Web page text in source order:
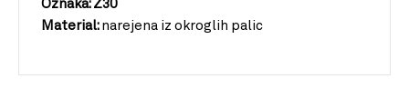
Oznaka: Z30
Material: narejena iz okroglih palic